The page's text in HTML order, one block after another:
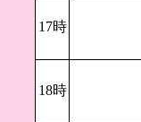
17時
18時